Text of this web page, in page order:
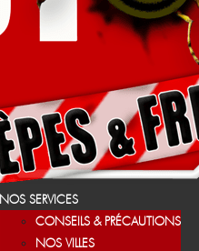
NOS SERVICES
CONSEILS & PRÉCAUTIONS
NOS VILLES